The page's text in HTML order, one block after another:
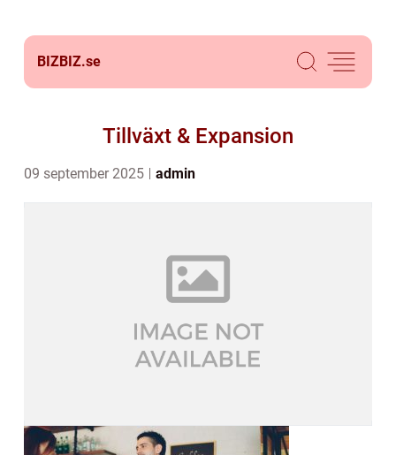
BIZBIZ.se
Tillväxt & Expansion
09 september 2025 admin